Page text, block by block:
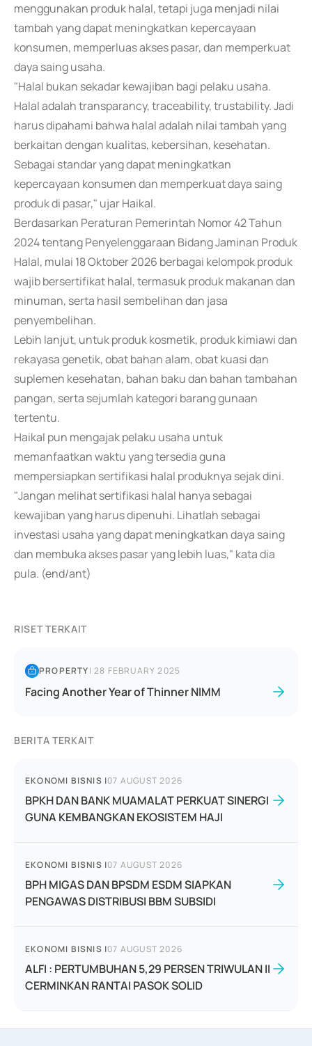
menggunakan produk halal, tetapi juga menjadi nilai
tambah yang dapat meningkatkan kepercayaan
konsumen, memperluas akses pasar, dan memperkuat
daya saing usaha.
"Halal bukan sekadar kewajiban bagi pelaku usaha.
Halal adalah transparancy, traceability, trustability. Jadi
harus dipahami bahwa halal adalah nilai tambah yang
berkaitan dengan kualitas, kebersihan, kesehatan.
Sebagai standar yang dapat meningkatkan
kepercayaan konsumen dan memperkuat daya saing
produk di pasar," ujar Haikal.
Berdasarkan Peraturan Pemerintah Nomor 42 Tahun
2024 tentang Penyelenggaraan Bidang Jaminan Produk
Halal, mulai 18 Oktober 2026 berbagai kelompok produk
wajib bersertifikat halal, termasuk produk makanan dan
minuman, serta hasil sembelihan dan jasa
penyembelihan.
Lebih lanjut, untuk produk kosmetik, produk kimiawi dan
rekayasa genetik, obat bahan alam, obat kuasi dan
suplemen kesehatan, bahan baku dan bahan tambahan
pangan, serta sejumlah kategori barang gunaan
tertentu.
Haikal pun mengajak pelaku usaha untuk
memanfaatkan waktu yang tersedia guna
mempersiapkan sertifikasi halal produknya sejak dini.
"Jangan melihat sertifikasi halal hanya sebagai
kewajiban yang harus dipenuhi. Lihatlah sebagai
investasi usaha yang dapat meningkatkan daya saing
dan membuka akses pasar yang lebih luas," kata dia
pula. (end/ant)
RISET TERKAIT
PROPERTY|28 FEBRUARY 2025
Facing Another Year of Thinner NIMM
BERITA TERKAIT
EKONOMI BISNIS |07 AUGUST 2026
BPKH DAN BANK MUAMALAT PERKUAT SINERGI
GUNA KEMBANGKAN EKOSISTEM HAJI
EKONOMI BISNIS |07 AUGUST 2026
BPH MIGAS DAN BPSDM ESDM SIAPKAN
PENGAWAS DISTRIBUSI BBM SUBSIDI
EKONOMI BISNIS |07 AUGUST 2026
ALFI : PERTUMBUHAN 5,29 PERSEN TRIWULAN II
CERMINKAN RANTAI PASOK SOLID